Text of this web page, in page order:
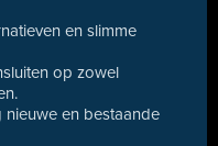
en slimme
op zowel
nieuwe en bestaande